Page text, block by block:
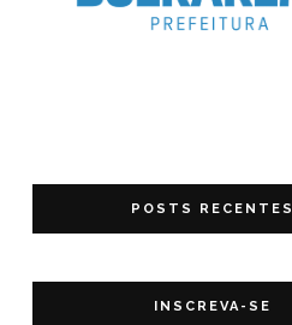
POSTS RECENTES
INSCREVA-SE